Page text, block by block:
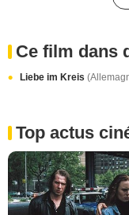
Ce film dans
Liebe im Kreis
Top actus